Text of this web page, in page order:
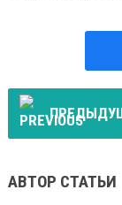
АВТОР СТАТЬИ